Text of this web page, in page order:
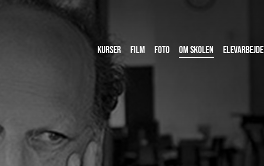
KURSER FILM FOTO OM SKOLEN ELEVARBEJDE